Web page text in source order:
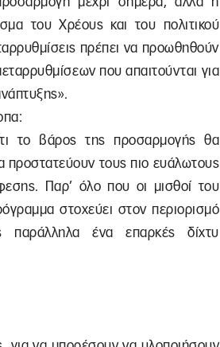
του Χρέους και του πολιτικού
πρέπει να προωθηθούν
που απαιτούνται για
το βάρος της προσαρμογής θα
προστατεύουν τους πιο ευάλωτους
Παρ’ όλο που οι μισθοί του
στοχεύει στον περιορισμό
παράλληλα ένα επαρκές δίχτυ